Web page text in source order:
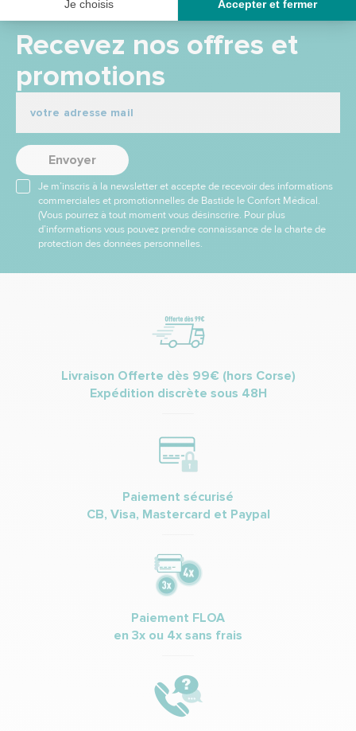
Recevez nos offres et
promotions
Envoyer
Je m’inscris à la newsletter et accepte de recevoir des informations
commerciales et promotionnelles de Bastide le Confort Médical.
(Vous pourrez à tout moment vous désinscrire. Pour plus
d’informations vous pouvez prendre connaissance de la charte de
protection des données personnelles.
Livraison Offerte dès 99€ (hors Corse)
Expédition discrète sous 48H
Paiement sécurisé
CB, Visa, Mastercard et Paypal
Paiement FLOA
en 3x ou 4x sans frais